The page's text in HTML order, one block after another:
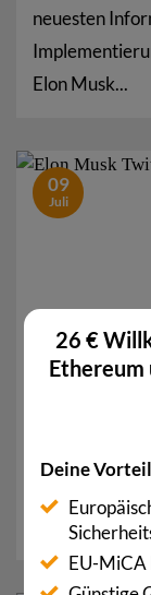
neuesten
Elon Musk...
Milliarden
von 44
09
Juli
26 €
Ethereum
Deine
EU-MiCA